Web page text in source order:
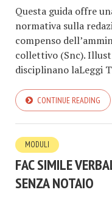
Questa guida offre
normativa sulla
compenso
collettivo (Snc).
disciplinano laLeggi
CONTINUE READING
MODULI
FAC SIMILE
SENZA NOTAIO​